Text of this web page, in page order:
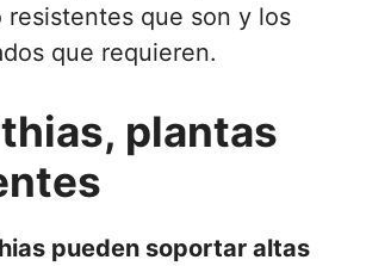
resistentes que son y los
que requieren.
plantas
pueden soportar altas